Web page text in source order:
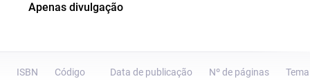
Apenas divulgação
ISBN
Código
Data de publicação
Nº de páginas
Tema